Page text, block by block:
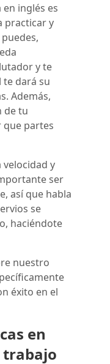
inglés es
practicar y
y te
te dará su
Además,
de tu
partes
velocidad y
ser
así que habla
se
haciéndote
nuestro
éxito en el
en
trabajo